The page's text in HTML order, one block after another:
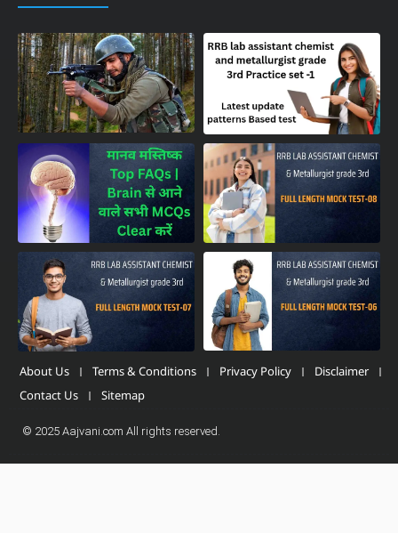
About Us Terms & Conditions Privacy Policy
Disclaimer
Contact Us
Sitemap
© 2025 Aajvani.com All rights reserved.